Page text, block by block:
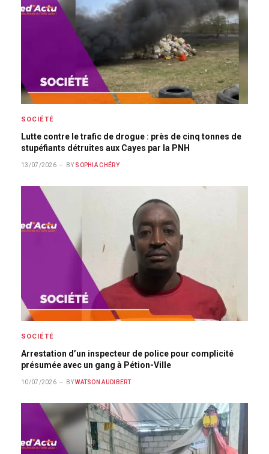
SOCIÉTÉ
Lutte contre le trafic de drogue : près de cinq tonnes de
stupéfiants détruites aux Cayes par la PNH
13/07/2026 BY SOPHIA CHÉRY
SOCIÉTÉ
Arrestation d’un inspecteur de police pour complicité
présumée avec un gang à Pétion-Ville
10/07/2026 BY WATSON AUDIBERT